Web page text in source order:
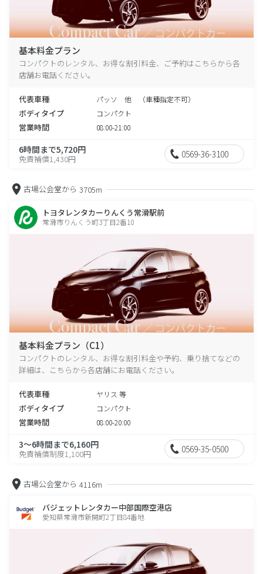
基本料金プラン
コンパクトのレンタル、お得な割引料金、ご予約はこちらから各
店舗お電話ください。
代表車種 パッソ 他 （車種指定不可）
ボディタイプ コンパクト
営業時間 08:00-21:00
6時間まで5,720円
免責補償1,430円 0569-36-3100
古場公会堂から 3705m
トヨタレンタカーりんくう常滑駅前
常滑市りんくう町3丁目2番10
基本料金プラン（C1）
コンパクトのレンタル、お得な割引料金や予約、乗り捨てなどの
詳細は、こちらから各店舗にお電話ください。
代表車種 ヤリス 等
ボディタイプ コンパクト
営業時間 08:00-20:00
3～6時間まで6,160円
免責補償制度1,100円 0569-35-0500
古場公会堂から 4116m
バジェットレンタカー中部国際空港店
愛知県常滑市新開町2丁目84番地